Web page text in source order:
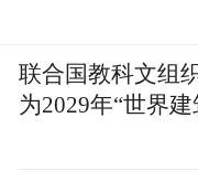
联合国教科文组
为2029年“世界